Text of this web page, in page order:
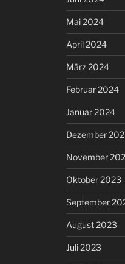
Mai 2024
April 2024
März 2024
Februar 2024
Januar 2024
Dezember
November
Oktober 2023
September
August 2023
Juli 2023